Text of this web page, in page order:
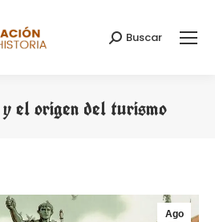
Buscar:
Buscar
el origen del turismo
Ago